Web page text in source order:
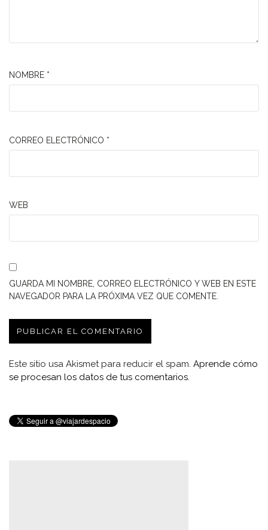
NOMBRE *
CORREO ELECTRÓNICO *
WEB
GUARDA MI NOMBRE, CORREO ELECTRÓNICO Y WEB EN ESTE
NAVEGADOR PARA LA PRÓXIMA VEZ QUE COMENTE.
Este sitio usa Akismet para reducir el spam. Aprende cómo
se procesan los datos de tus comentarios.